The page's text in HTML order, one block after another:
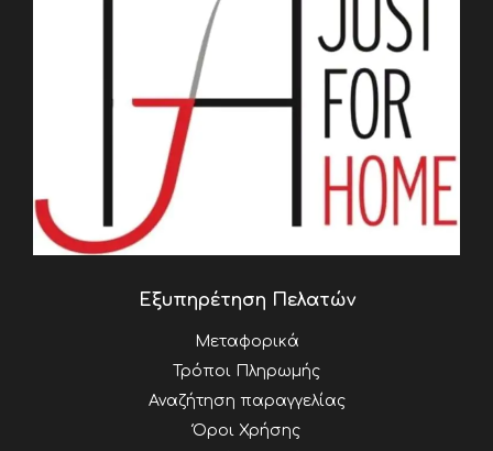
Εξυπηρέτηση Πελατών
Μεταφορικά
Τρόποι Πληρωμής
Αναζήτηση παραγγελίας
Όροι Χρήσης